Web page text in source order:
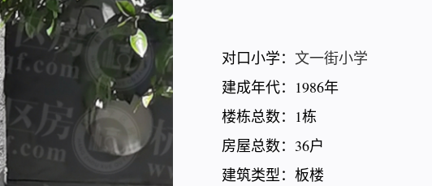
对口小学： 文一街小学
建成年代：1986年
楼栋总数：1栋
房屋总数：36户
建筑类型：板楼